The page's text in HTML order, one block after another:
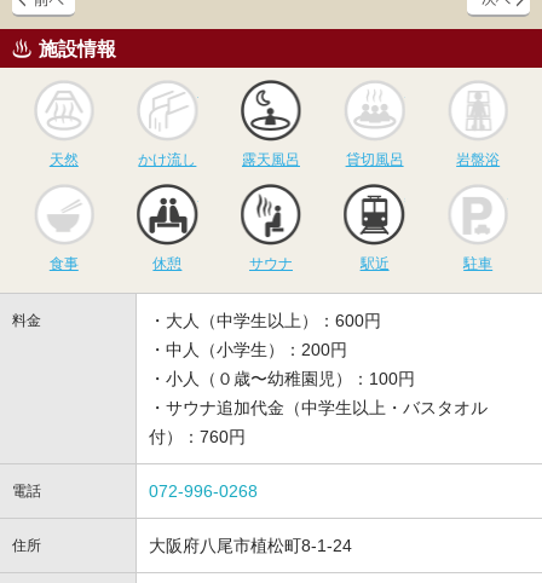
施設情報
天然
かけ流し
かけ流し
露天風呂
露天風呂
貸切風呂
貸切風呂 岩盤浴
食事 休憩
サウナ
サウナ 駅近 駐車
料金
・大人（中学生以上）：600円
・中人（小学生）：200円
・小人（０歳〜幼稚園児）：100円
・サウナ追加代金（中学生以上・バスタオル
付）：760円
電話 072-996-0268
住所 大阪府八尾市植松町8-1-24